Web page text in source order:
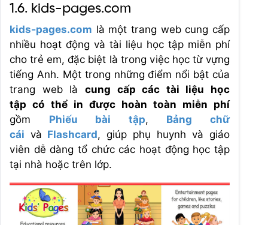
1.6. kids-pages.com
kids-pages.com là một trang web cung cấp
nhiều hoạt động và tài liệu học tập miễn phí
cho trẻ em, đặc biệt là trong việc học từ vựng
tiếng Anh. Một trong những điểm nổi bật của
trang web là cung cấp các tài liệu học
tập có thể in được hoàn toàn miễn phí
gồm Phiếu bài tập, Bảng chữ
cái và Flashcard, giúp phụ huynh và giáo
viên dễ dàng tổ chức các hoạt động học tập
tại nhà hoặc trên lớp.